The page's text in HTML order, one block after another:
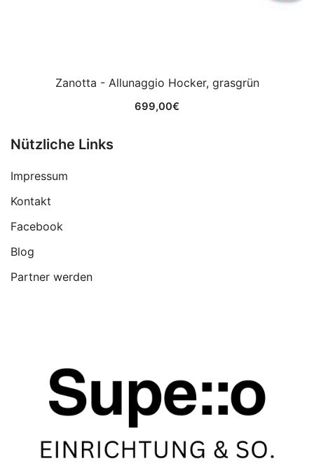
Zanotta - Allunaggio Hocker, grasgrün
699,00€
Nützliche Links
Impressum
Kontakt
Facebook
Blog
Partner werden